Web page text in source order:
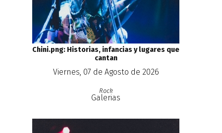
Chini.png: Historias, infancias y lugares que
cantan
Viernes, 07 de Agosto de 2026
Rock
Galerias